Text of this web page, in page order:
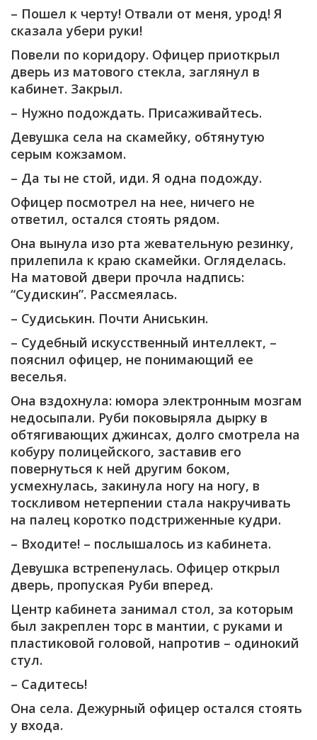
– Пошел к черту! Отвали от меня, урод! Я
сказала убери руки!
Повели по коридору. Офицер приоткрыл
дверь из матового стекла, заглянул в
кабинет. Закрыл.
– Нужно подождать. Присаживайтесь.
Девушка села на скамейку, обтянутую
серым кожзамом.
– Да ты не стой, иди. Я одна подожду.
Офицер посмотрел на нее, ничего не
ответил, остался стоять рядом.
Она вынула изо рта жевательную резинку,
прилепила к краю скамейки. Огляделась.
На матовой двери прочла надпись:
“Судискин”. Рассмеялась.
– Судиськин. Почти Аниськин.
– Судебный искусственный интеллект, –
пояснил офицер, не понимающий ее
веселья.
Она вздохнула: юмора электронным мозгам
недосыпали. Руби поковыряла дырку в
обтягивающих джинсах, долго смотрела на
кобуру полицейского, заставив его
повернуться к ней другим боком,
усмехнулась, закинула ногу на ногу, в
тоскливом нетерпении стала накручивать
на палец коротко подстриженные кудри.
– Входите! – послышалось из кабинета.
Девушка встрепенулась. Офицер открыл
дверь, пропуская Руби вперед.
Центр кабинета занимал стол, за которым
был закреплен торс в мантии, с руками и
пластиковой головой, напротив – одинокий
стул.
– Садитесь!
Она села. Дежурный офицер остался стоять
у входа.